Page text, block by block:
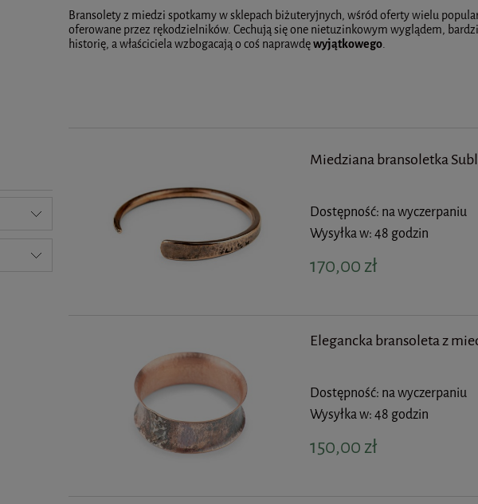
Bransolety z miedzi spotkamy w sklepach biżuteryjnych, wśród oferty wielu
oferowane przez rękodzielników. Cechują się one nietuzinkowym wyglądem,
historię, a właściciela wzbogacają o coś naprawdęwyjątkowego.
Miedziana bransoletka
Dostępność: na wyczerpaniu
Wysyłka w: 48 godzin
170,00 zł
Elegancka bransoleta z
Dostępność: na wyczerpaniu
Wysyłka w: 48 godzin
150,00 zł